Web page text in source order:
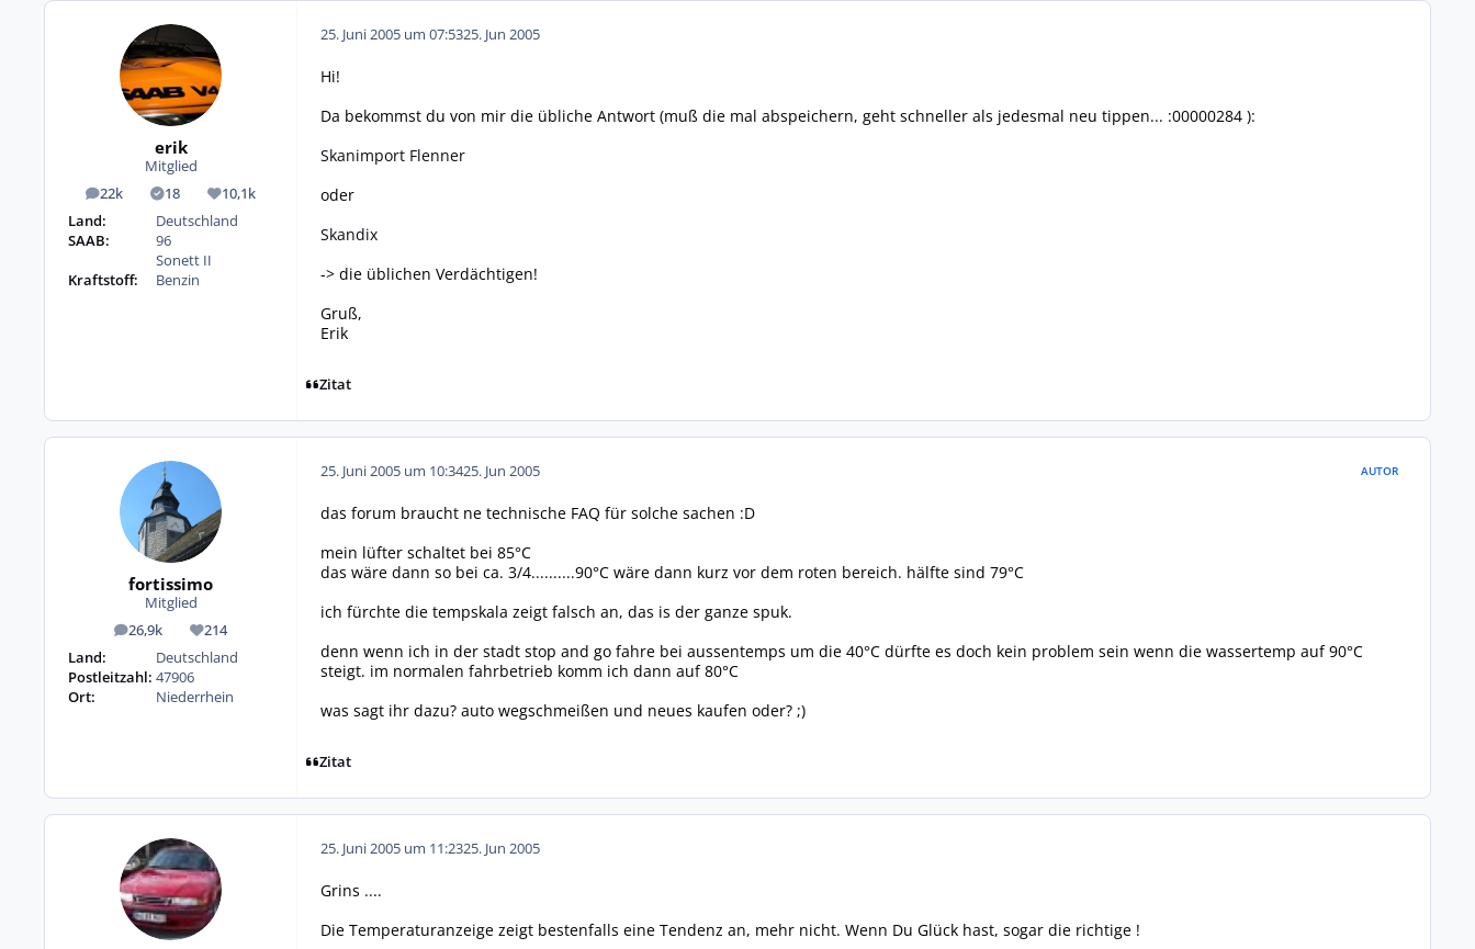
erik
Mitglied
22k
Beiträge 18
Lösungen10,1k
Reputation
Land:
Deutschland
SAAB:
96
Sonett II
Kraftstoff:
Benzin
25. Juni 2005 um 07:5325. Jun 2005
Hi!
Da bekommst du von mir die übliche Antwort (muß die mal abspeichern, geht schneller als jedesmal neu tippen... :00000284 ):
Skanimport Flenner
oder
Skandix
-> die üblichen Verdächtigen!
Gruß,
Erik
Zitat
fortissimo
Mitglied
26,9k
Beiträge 214
Reputation
Land:
Deutschland
Postleitzahl: 47906
Ort:
Niederrhein
25. Juni 2005 um 10:3425. Jun 2005 AUTOR
das forum braucht ne technische FAQ für solche sachen :D
mein lüfter schaltet bei 85°C
das wäre dann so bei ca. 3/4..........90°C wäre dann kurz vor dem roten bereich. hälfte sind 79°C
ich fürchte die tempskala zeigt falsch an, das is der ganze spuk.
denn wenn ich in der stadt stop and go fahre bei aussentemps um die 40°C dürfte es doch kein problem sein wenn die wassertemp auf 90°C
steigt. im normalen fahrbetrieb komm ich dann auf 80°C
was sagt ihr dazu? auto wegschmeißen und neues kaufen oder? ;)
Zitat
25. Juni 2005 um 11:2325. Jun 2005
Grins ....
Die Temperaturanzeige zeigt bestenfalls eine Tendenz an, mehr nicht. Wenn Du Glück hast, sogar die richtige !